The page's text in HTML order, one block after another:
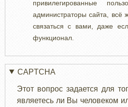
привилегированные
администраторы сайта, всё
связаться с вами, даже
функционал.
CAPTCHA
Этот вопрос задается для
являетесь ли Вы человеком